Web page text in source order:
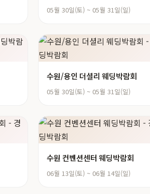
05월 30일(토) ~ 05월 31일(일)
수원/용인 더셜리 웨딩박람회
05월 30일(토) ~ 05월 31일(일)
수원 컨벤션센터 웨딩박람회
06월 13일(토) ~ 06월 14일(일)